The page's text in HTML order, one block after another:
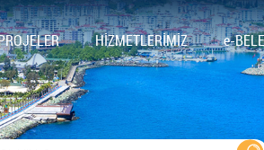
HİZMETLERİMİZ e-